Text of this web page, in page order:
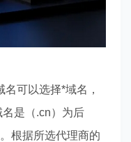
可以选择*域名，
是（.cn）为后
根据所选代理商的